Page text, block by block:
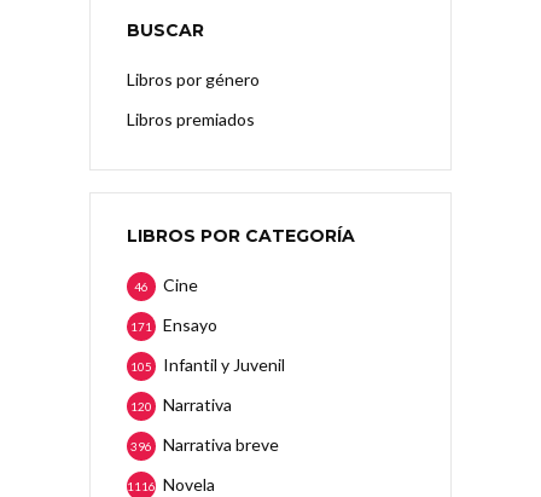
BUSCAR
Libros por género
Libros premiados
LIBROS POR CATEGORÍA
Cine
46
Ensayo
171
Infantil y Juvenil
105
Narrativa
120
Narrativa breve
396
Novela
1116